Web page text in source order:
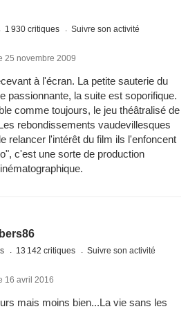
1 930 critiques Suivre son activité
25 novembre 2009
à l'écran. La petite sauterie du
passionnante, la suite est soporifique.
comme toujours, le jeu théâtralisé de
rebondissements vaudevillesques
relancer l'intérêt du film ils l'enfoncent
c'est une sorte de production
13 142 critiques Suivre son activité
16 avril 2016
mais moins bien...La vie sans les